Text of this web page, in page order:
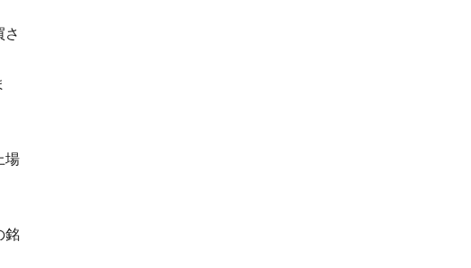
さ
場
銘